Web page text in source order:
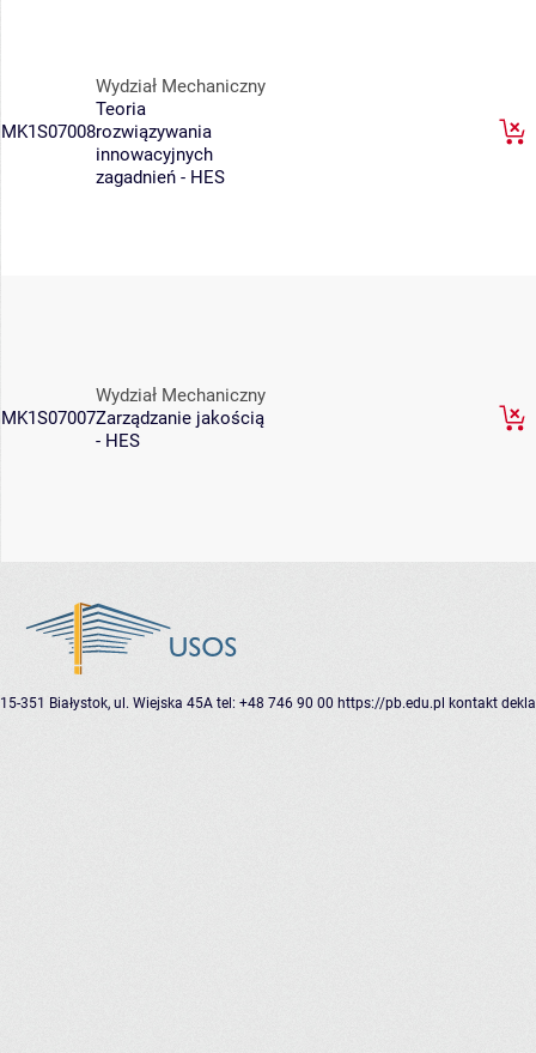
MK1S07008
Wydział Mechaniczny
Teoria
rozwiązywania
innowacyjnych
zagadnień - HES
MK1S07007
Wydział Mechaniczny
Zarządzanie jakością
- HES
15-351 Białystok, ul. Wiejska 45A tel: +48 746 90 00 https://pb.edu.pl kontakt